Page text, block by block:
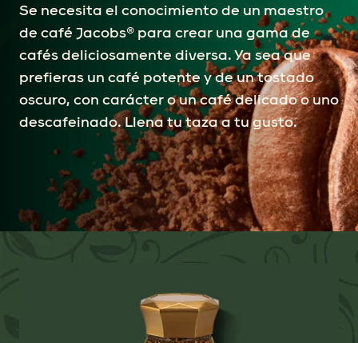
Se necesita el conocimiento de un maestro
de café Jacobs® para crear una gama de
cafés deliciosamente diversa. Ya sea que
prefieras un café potente y de un tostado
oscuro, con carácter o un café delicado o uno
descafeinado. Llena tu taza a tu gusto.